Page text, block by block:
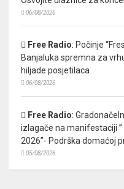
06/08/2026
Free Radio: Počinje
Banjaluka spremna za
hiljade posjetilaca
06/08/2026
Free Radio:
izlagače na manifestaciji ”
2026”- Podrška domaćoj
05/08/2026